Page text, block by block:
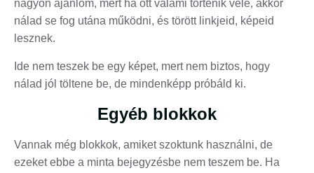
nagyon ajánlom, mert ha ott valami történik vele, akkor
nálad se fog utána működni, és törött linkjeid, képeid
lesznek.
Ide nem teszek be egy képet, mert nem biztos, hogy
nálad jól töltene be, de mindenképp próbáld ki.
Egyéb blokkok
Vannak még blokkok, amiket szoktunk használni, de
ezeket ebbe a minta bejegyzésbe nem teszem be. Ha